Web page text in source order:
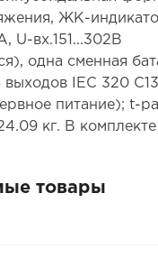
ЖК-
U-вх.151...302В
одна сменная
выходов IEC 320 C13
питание); t-
кг. В
товары